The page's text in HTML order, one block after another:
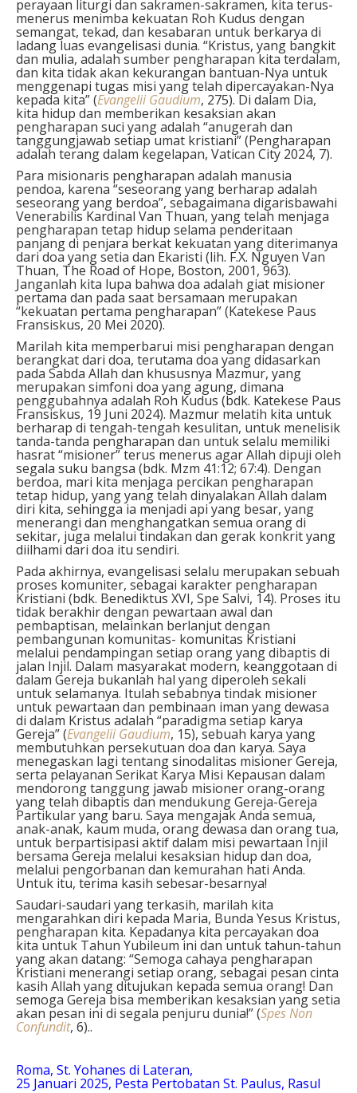
perayaan liturgi dan sakramen-sakramen, kita terus-
menerus menimba kekuatan Roh Kudus dengan
semangat, tekad, dan kesabaran untuk berkarya di
ladang luas evangelisasi dunia. “Kristus, yang bangkit
dan mulia, adalah sumber pengharapan kita terdalam,
dan kita tidak akan kekurangan bantuan-Nya untuk
menggenapi tugas misi yang telah dipercayakan-Nya
kepada kita” (Evangelii Gaudium, 275). Di dalam Dia,
kita hidup dan memberikan kesaksian akan
pengharapan suci yang adalah “anugerah dan
tanggungjawab setiap umat kristiani” (Pengharapan
adalah terang dalam kegelapan, Vatican City 2024, 7).
Para misionaris pengharapan adalah manusia
pendoa, karena “seseorang yang berharap adalah
seseorang yang berdoa”, sebagaimana digarisbawahi
Venerabilis Kardinal Van Thuan, yang telah menjaga
pengharapan tetap hidup selama penderitaan
panjang di penjara berkat kekuatan yang diterimanya
dari doa yang setia dan Ekaristi (lih. F.X. Nguyen Van
Thuan, The Road of Hope, Boston, 2001, 963).
Janganlah kita lupa bahwa doa adalah giat misioner
pertama dan pada saat bersamaan merupakan
“kekuatan pertama pengharapan” (Katekese Paus
Fransiskus, 20 Mei 2020).
Marilah kita memperbarui misi pengharapan dengan
berangkat dari doa, terutama doa yang didasarkan
pada Sabda Allah dan khususnya Mazmur, yang
merupakan simfoni doa yang agung, dimana
penggubahnya adalah Roh Kudus (bdk. Katekese Paus
Fransiskus, 19 Juni 2024). Mazmur melatih kita untuk
berharap di tengah-tengah kesulitan, untuk menelisik
tanda-tanda pengharapan dan untuk selalu memiliki
hasrat “misioner” terus menerus agar Allah dipuji oleh
segala suku bangsa (bdk. Mzm 41:12; 67:4). Dengan
berdoa, mari kita menjaga percikan pengharapan
tetap hidup, yang yang telah dinyalakan Allah dalam
diri kita, sehingga ia menjadi api yang besar, yang
menerangi dan menghangatkan semua orang di
sekitar, juga melalui tindakan dan gerak konkrit yang
diilhami dari doa itu sendiri.
Pada akhirnya, evangelisasi selalu merupakan sebuah
proses komuniter, sebagai karakter pengharapan
Kristiani (bdk. Benediktus XVI, Spe Salvi, 14). Proses itu
tidak berakhir dengan pewartaan awal dan
pembaptisan, melainkan berlanjut dengan
pembangunan komunitas- komunitas Kristiani
melalui pendampingan setiap orang yang dibaptis di
jalan Injil. Dalam masyarakat modern, keanggotaan di
dalam Gereja bukanlah hal yang diperoleh sekali
untuk selamanya. Itulah sebabnya tindak misioner
untuk pewartaan dan pembinaan iman yang dewasa
di dalam Kristus adalah “paradigma setiap karya
Gereja” (Evangelii Gaudium, 15), sebuah karya yang
membutuhkan persekutuan doa dan karya. Saya
menegaskan lagi tentang sinodalitas misioner Gereja,
serta pelayanan Serikat Karya Misi Kepausan dalam
mendorong tanggung jawab misioner orang-orang
yang telah dibaptis dan mendukung Gereja-Gereja
Partikular yang baru. Saya mengajak Anda semua,
anak-anak, kaum muda, orang dewasa dan orang tua,
untuk berpartisipasi aktif dalam misi pewartaan Injil
bersama Gereja melalui kesaksian hidup dan doa,
melalui pengorbanan dan kemurahan hati Anda.
Untuk itu, terima kasih sebesar-besarnya!
Saudari-saudari yang terkasih, marilah kita
mengarahkan diri kepada Maria, Bunda Yesus Kristus,
pengharapan kita. Kepadanya kita percayakan doa
kita untuk Tahun Yubileum ini dan untuk tahun-tahun
yang akan datang: “Semoga cahaya pengharapan
Kristiani menerangi setiap orang, sebagai pesan cinta
kasih Allah yang ditujukan kepada semua orang! Dan
semoga Gereja bisa memberikan kesaksian yang setia
akan pesan ini di segala penjuru dunia!” (Spes Non
Confundit, 6)..
Roma, St. Yohanes di Lateran,
25 Januari 2025, Pesta Pertobatan St. Paulus, Rasul